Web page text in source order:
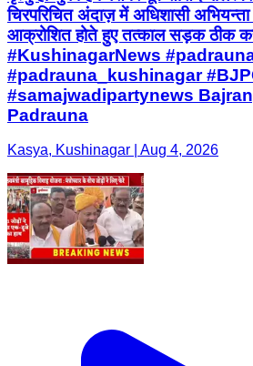
चिरपरिचित अंदाज़ में अधिशासी
आक्रोशित होते हुए तत्काल सड़क ठीक
#KushinagarNews
#padrauna_kushinagar
#samajwadipartynews
Padrauna
Kasya, Kushinagar | Aug 4, 2026